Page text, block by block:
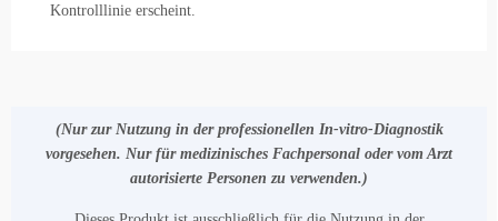
Kontrolllinie erscheint.
(Nur zur Nutzung in der professionellen In-vitro-Diagnostik
vorgesehen. Nur für medizinisches Fachpersonal oder vom Arzt
autorisierte Personen zu verwenden.)